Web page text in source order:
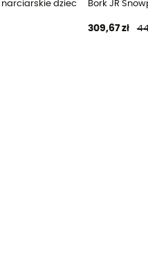
narciarskie dziecięceBork JR
309,67 zł